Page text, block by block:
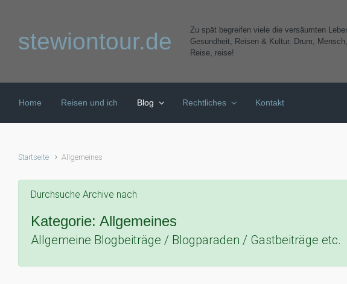
stewiontour.de
Zu spät begreifen viele die versäumten
Gesundheit, Reisen & Kultur. Drum,
Reise, reise!
Home Reisen und ich Blog Rechtliches Kontakt
Startseite Allgemeines
Durchsuche Archive nach
Kategorie: Allgemeines
Allgemeine Blogbeiträge / Blogparaden / Gastbeiträge etc.